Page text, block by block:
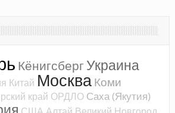
Кёнигсберг Украина
Китай Москва Коми
край ОРДЛО Саха (Якутия)